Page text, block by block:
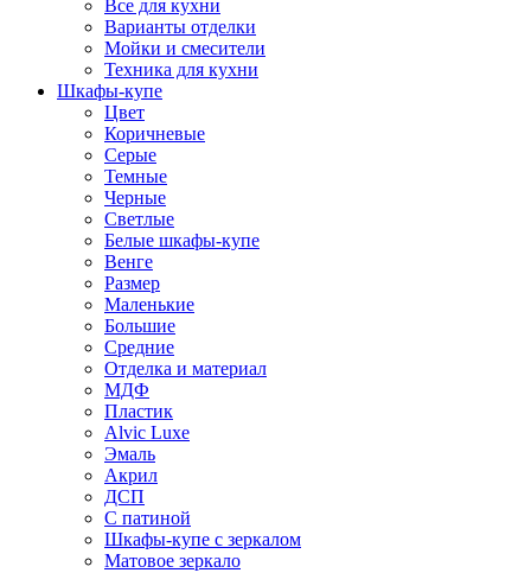
Все для кухни
Варианты отделки
Мойки и смесители
Техника для кухни
Шкафы-купе
Цвет
Коричневые
Серые
Темные
Черные
Светлые
Белые шкафы-купе
Венге
Размер
Маленькие
Большие
Средние
Отделка и материал
МДФ
Пластик
Alvic Luxe
Эмаль
Акрил
ДСП
С патиной
Шкафы-купе с зеркалом
Матовое зеркало